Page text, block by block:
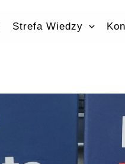
Strefa Wiedzy